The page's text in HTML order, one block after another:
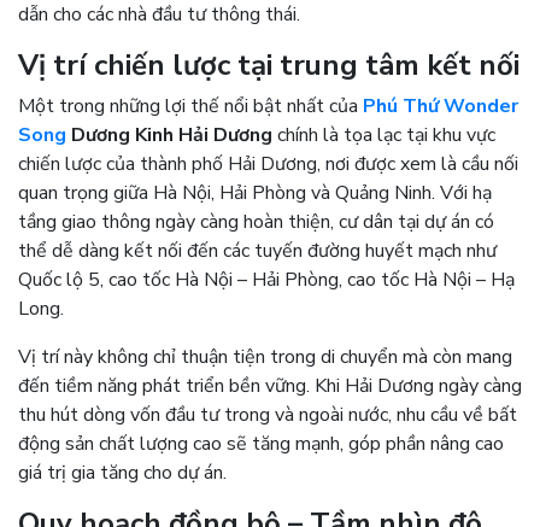
dẫn cho các nhà đầu tư thông thái.
Vị trí chiến lược tại trung tâm kết nối
Một trong những lợi thế nổi bật nhất của Phú Thứ Wonder
Song Dương Kinh Hải Dương chính là tọa lạc tại khu vực
chiến lược của thành phố Hải Dương, nơi được xem là cầu nối
quan trọng giữa Hà Nội, Hải Phòng và Quảng Ninh. Với hạ
tầng giao thông ngày càng hoàn thiện, cư dân tại dự án có
thể dễ dàng kết nối đến các tuyến đường huyết mạch như
Quốc lộ 5, cao tốc Hà Nội – Hải Phòng, cao tốc Hà Nội – Hạ
Long.
Vị trí này không chỉ thuận tiện trong di chuyển mà còn mang
đến tiềm năng phát triển bền vững. Khi Hải Dương ngày càng
thu hút dòng vốn đầu tư trong và ngoài nước, nhu cầu về bất
động sản chất lượng cao sẽ tăng mạnh, góp phần nâng cao
giá trị gia tăng cho dự án.